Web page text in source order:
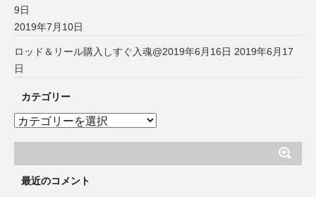
9日
2019年7月10日
ロッド＆リール購入しすぐ入魂@2019年6月16日 2019年6月17
日
カテゴリー
カ
リ
ー最近のコメント